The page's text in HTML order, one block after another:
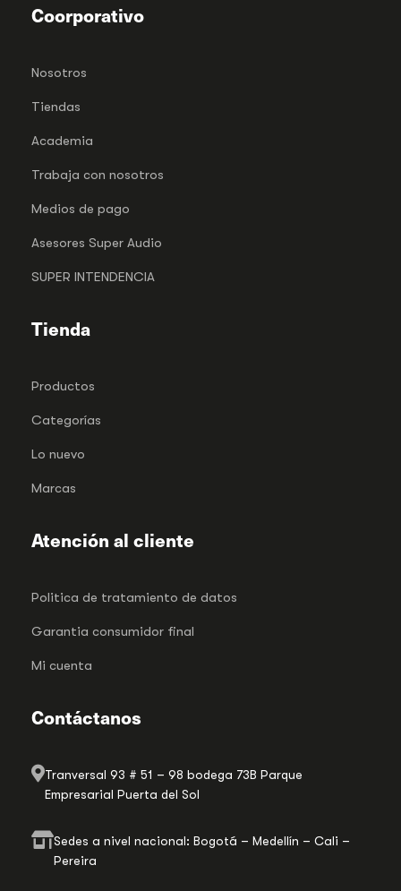
Coorporativo
Nosotros
Tiendas
Academia
Trabaja con nosotros
Medios de pago
Asesores Super Audio
SUPER INTENDENCIA
Tienda
Productos
Categorías
Lo nuevo
Marcas
Atención al cliente
Politica de tratamiento de datos
Garantia consumidor final
Mi cuenta
Contáctanos
Tranversal 93 # 51 – 98 bodega 73B Parque
Empresarial Puerta del Sol
Sedes a nivel nacional: Bogotá – Medellín – Cali –
Pereira